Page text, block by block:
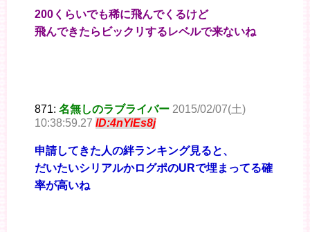
200くらいでも稀に飛んでくるけど
飛んできたらビックリするレベルで来ないね
871: 名無しのラブライバー 2015/02/07(土)
10:38:59.27 ID:4nYiEs8j
申請してきた人の絆ランキング見ると、
だいたいシリアルかログポのURで埋まってる確
率が高いね